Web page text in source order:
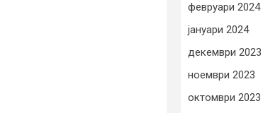
февруари 2024
јануари 2024
декември 2023
ноември 2023
октомври 2023